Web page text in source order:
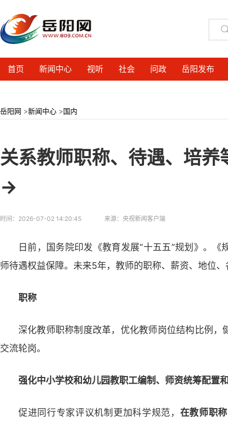
首页 新闻中心 视听 社会 问政 岳阳发布
岳阳网 >新闻中心 >国内
关系教师职称、待遇、培
→
时间： 2026-07-02 14:20:45 来源： 央视新闻客户端
日前，国务院印发《教育发展“十五五”规划》。
师待遇权益保障。未来5年，教师的职称、薪资、地位
职称
深化教师职称制度改革，优化教师岗位结构比例
交流轮岗。
强化中小学校和幼儿园教职工编制、师资统筹配置
促进同行专家评议机制更加科学规范， 在教师职